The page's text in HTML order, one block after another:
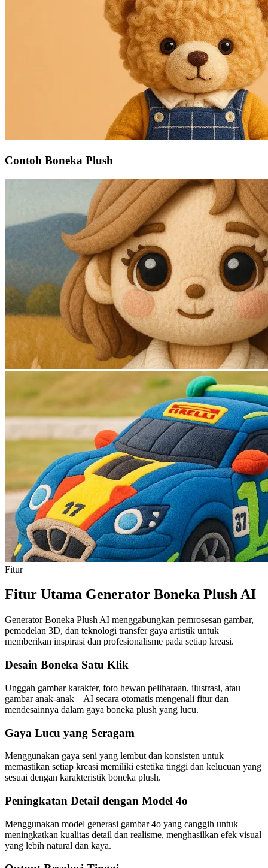
Contoh Boneka Plush
Fitur
Fitur Utama Generator Boneka Plush AI
Generator Boneka Plush AI menggabungkan pemrosesan gambar,
pemodelan 3D, dan teknologi transfer gaya artistik untuk
memberikan inspirasi dan profesionalisme pada setiap kreasi.
Desain Boneka Satu Klik
Unggah gambar karakter, foto hewan peliharaan, ilustrasi, atau
gambar anak-anak – AI secara otomatis mengenali fitur dan
mendesainnya dalam gaya boneka plush yang lucu.
Gaya Lucu yang Seragam
Menggunakan gaya seni yang lembut dan konsisten untuk
memastikan setiap kreasi memiliki estetika tinggi dan kelucuan yang
sesuai dengan karakteristik boneka plush.
Peningkatan Detail dengan Model 4o
Menggunakan model generasi gambar 4o yang canggih untuk
meningkatkan kualitas detail dan realisme, menghasilkan efek visual
yang lebih natural dan kaya.